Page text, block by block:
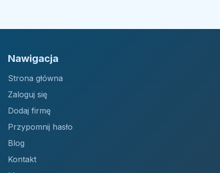
Nawigacja
Strona główna
Zaloguj się
Dodaj firmę
Przypomnij hasło
Blog
Kontakt